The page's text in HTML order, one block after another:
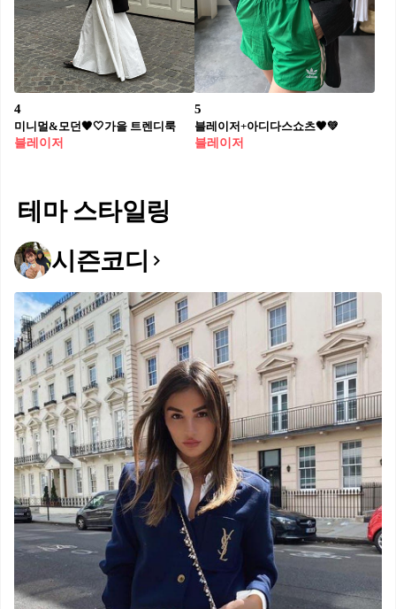
4
미니멀&모던🖤🤍가을 트렌디룩
블레이저
5
블레이저+아디다스쇼츠🖤💚
블레이저
테마 스타일링
시즌코디